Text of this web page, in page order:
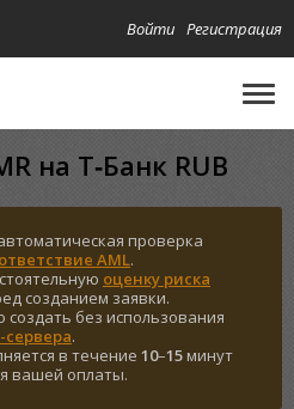
Регистрация
Войти
на Т‑Банк RUB
проверка
AML.
оценку риска
созданием заявки.
создать без использования
сервера.
в течение 10–15минут
вашей оплаты.